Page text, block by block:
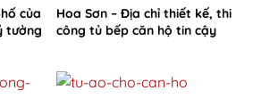
của
tưởng
Hoa Sơn – Địa chỉ thiết kế, thi
công tủ bếp căn hộ tin cậy